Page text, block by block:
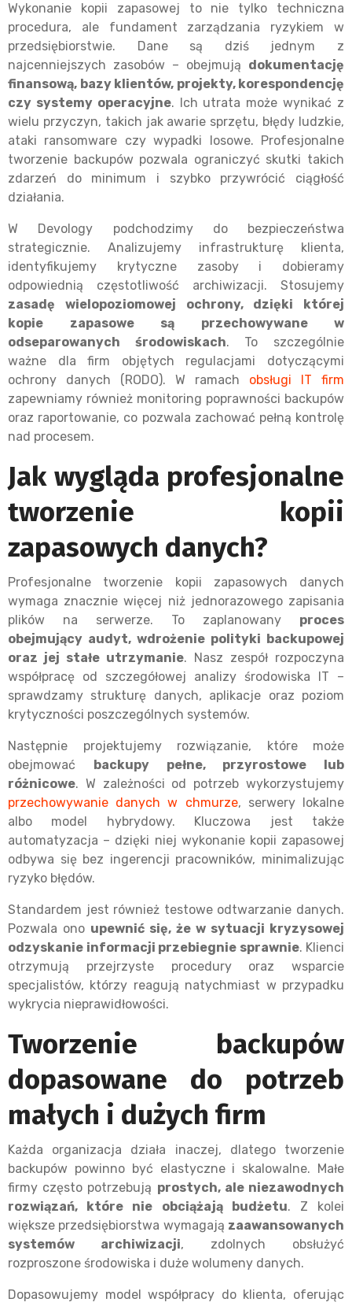
Wykonanie kopii zapasowej to nie tylko techniczna
procedura, ale fundament zarządzania ryzykiem w
przedsiębiorstwie. Dane są dziś jednym z
najcenniejszych zasobów – obejmują dokumentację
finansową, bazy klientów, projekty, korespondencję
czy systemy operacyjne. Ich utrata może wynikać z
wielu przyczyn, takich jak awarie sprzętu, błędy ludzkie,
ataki ransomware czy wypadki losowe. Profesjonalne
tworzenie backupów pozwala ograniczyć skutki takich
zdarzeń do minimum i szybko przywrócić ciągłość
działania.
W Devology podchodzimy do bezpieczeństwa
strategicznie. Analizujemy infrastrukturę klienta,
identyfikujemy krytyczne zasoby i dobieramy
odpowiednią częstotliwość archiwizacji. Stosujemy
zasadę wielopoziomowej ochrony, dzięki której
kopie zapasowe są przechowywane w
odseparowanych środowiskach. To szczególnie
ważne dla firm objętych regulacjami dotyczącymi
ochrony danych (RODO). W ramach obsługi IT firm
zapewniamy również monitoring poprawności backupów
oraz raportowanie, co pozwala zachować pełną kontrolę
nad procesem.
Jak wygląda profesjonalne
tworzenie kopii
zapasowych danych?
Profesjonalne tworzenie kopii zapasowych danych
wymaga znacznie więcej niż jednorazowego zapisania
plików na serwerze. To zaplanowany proces
obejmujący audyt, wdrożenie polityki backupowej
oraz jej stałe utrzymanie. Nasz zespół rozpoczyna
współpracę od szczegółowej analizy środowiska IT –
sprawdzamy strukturę danych, aplikacje oraz poziom
krytyczności poszczególnych systemów.
Następnie projektujemy rozwiązanie, które może
obejmować backupy pełne, przyrostowe lub
różnicowe. W zależności od potrzeb wykorzystujemy
przechowywanie danych w chmurze, serwery lokalne
albo model hybrydowy. Kluczowa jest także
automatyzacja – dzięki niej wykonanie kopii zapasowej
odbywa się bez ingerencji pracowników, minimalizując
ryzyko błędów.
Standardem jest również testowe odtwarzanie danych.
Pozwala ono upewnić się, że w sytuacji kryzysowej
odzyskanie informacji przebiegnie sprawnie. Klienci
otrzymują przejrzyste procedury oraz wsparcie
specjalistów, którzy reagują natychmiast w przypadku
wykrycia nieprawidłowości.
Tworzenie backupów
dopasowane do potrzeb
małych i dużych firm
Każda organizacja działa inaczej, dlatego tworzenie
backupów powinno być elastyczne i skalowalne. Małe
firmy często potrzebują prostych, ale niezawodnych
rozwiązań, które nie obciążają budżetu. Z kolei
większe przedsiębiorstwa wymagają zaawansowanych
systemów archiwizacji, zdolnych obsłużyć
rozproszone środowiska i duże wolumeny danych.
Dopasowujemy model współpracy do klienta, oferując